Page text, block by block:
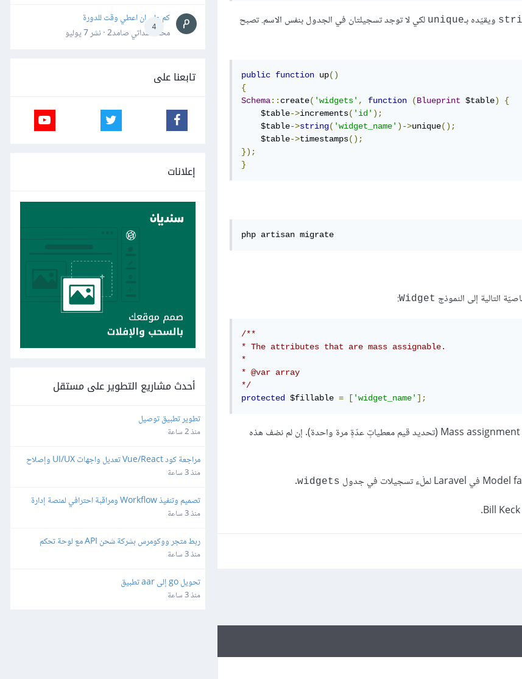
ويقيّده بـunique لكي لا توجد تسجيلتان في الجدول بنفس الاسم. تصبح
public function up()
{
Schema:: create( 'widgets' , function (Blueprint $table)
{
    $table
->increments( 'id' );
    $table
->string( 'widget_name' )->unique();
    $table
->timestamps();
});
}
php artisan migrate
التالية إلى النموذج Widget
:
/**
* The attributes that are mass assignable.
*
* @var array
*/
protected
$fillable = [ 'widget_name' ];
يدعم الإسناد الشّامل Mass assignment (تحديد قيم معطياتٍ عدّةٍ مرة واحدة). إن لم نضف هذه
widgets
.
4
كم علي ان اعطي وقت للدورة
محمد سداتي صامد2 · نشر
7 يوليو
تابعنا على
إعلانات
أحدث مشاريع التطوير على مستقل
تطوير تطبيق توصيل
منذ 2 ساعة
ثغرات
منذ 3 ساعة
شبكات وميكروتك مبنية على Laravel/Radius
منذ 3 ساعة
مخصصة
منذ 3 ساعة
تحويل go إلى aar تطبيق
منذ 3 ساعة